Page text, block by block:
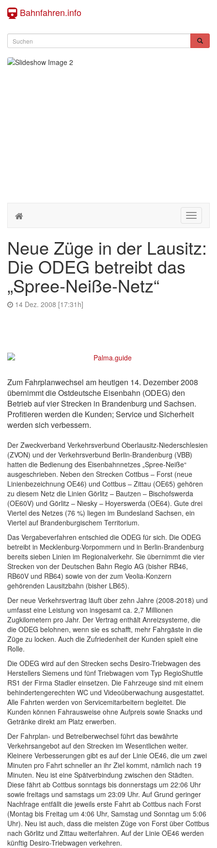
Bahnfahren.info
Toggle
Neue Züge in der Lausitz:
Die ODEG betreibt das
„Spree-Neiße-Netz“
14 Dez. 2008 [17:31h]
Zum Fahrplanwechsel am heutigen 14. Dezember 2008
übernimmt die Ostdeutsche Eisenbahn (ODEG) den
Betrieb auf vier Strecken in Brandenburg und Sachsen.
Profitieren werden die Kunden; Service und Sicherheit
werden sich verbessern.
Der Zweckverband Verkehrsverbund Oberlausitz-Niederschlesien
(ZVON) und der Verkehrsverbund Berlin-Brandenburg (VBB)
hatten die Bedienung des Eisenbahnnetzes „Spree-Neiße“
ausgeschrieben. Neben den Strecken Cottbus – Forst (neue
Linienbezeichnung OE46) und Cottbus – Zittau (OE65) gehören
zu diesem Netz die Linien Görlitz – Bautzen – Bischofswerda
(OE60V) und Görlitz – Niesky – Hoyerswerda (OE64). Gute drei
Viertel des Netzes (76 %) liegen im Bundesland Sachsen, ein
Viertel auf Brandenburgischem Territorium.
Das Vergabeverfahren entschied die ODEG für sich. Die ODEG
betreibt in Mecklenburg-Vorpommern und in Berlin-Brandenburg
bereits sieben Linien im Regionalverkehr. Sie übernimmt die vier
Strecken von der Deutschen Bahn Regio AG (bisher RB46,
RB60V und RB64) sowie von der zum Veolia-Konzern
gehörenden Lausitzbahn (bisher LB65).
Der neue Verkehrsvertrag läuft über zehn Jahre (2008-2018) und
umfasst eine Leistung von insgesamt ca. 2,7 Millionen
Zugkilometern pro Jahr. Der Vertrag enthält Anreizsysteme, die
die ODEG belohnen, wenn sie es schafft, mehr Fahrgäste in die
Züge zu locken. Auch die Zufriedenheit der Kunden spielt eine
Rolle.
Die ODEG wird auf den Strecken sechs Desiro-Triebwagen des
Herstellers Siemens und fünf Triebwagen vom Typ RegioShuttle
RS1 der Firma Stadler einsetzen. Die Fahrzeuge sind mit einem
behindertengerechten WC und Videoüberwachung ausgestattet.
Alle Fahrten werden von Servicemitarbeitern begleitet. Die
Kunden können Fahrausweise ohne Aufpreis sowie Snacks und
Getränke direkt am Platz erwerben.
Der Fahrplan- und Betreiberwechsel führt das bewährte
Verkehrsangebot auf den Strecken im Wesentlichen weiter.
Kleinere Verbesserungen gibt es auf der Linie OE46, die um zwei
Minuten pro Fahrt schneller an ihr Ziel kommt, nämlich nach 19
Minuten. Neu ist eine Spätverbindung zwischen den Städten.
Diese fährt ab Cottbus sonntags bis donnerstags um 22:06 Uhr
sowie freitags und samstags um 23:09 Uhr. Auf Grund geringer
Nachfrage entfällt die jeweils erste Fahrt ab Cottbus nach Forst
(Montag bis Freitag um 4:06 Uhr, Samstag und Sonntag um 5:06
Uhr). Neu ist auch, dass die meisten Züge von Forst über Cottbus
nach Görlitz und Zittau weiterfahren. Auf der Linie OE46 werden
künftig Desiro-Triebwagen verkehren.